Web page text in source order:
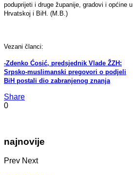
poduprijeti i druge županije, gradovi i općine u
Hrvatskoj i BiH. (M.B.)
Vezani članci:
-Zdenko Ćosić, predsjednik Vlade ŽZH:
Srpsko-muslimanski pregovori o podjeli
BiH postali dio zabranjenog znanja
Share
0
najnovije
Prev Next